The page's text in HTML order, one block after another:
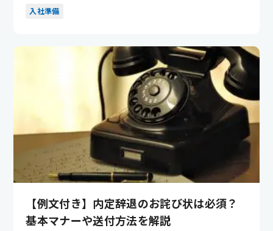
ていくにあ...
入社準備
【例文付き】内定辞退のお詫び状は必須？
基本マナーや送付方法を解説